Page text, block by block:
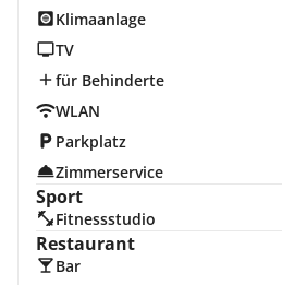
Klimaanlage
TV
für Behinderte
WLAN
Parkplatz
Zimmerservice
Sport
Fitnessstudio
Restaurant
Bar